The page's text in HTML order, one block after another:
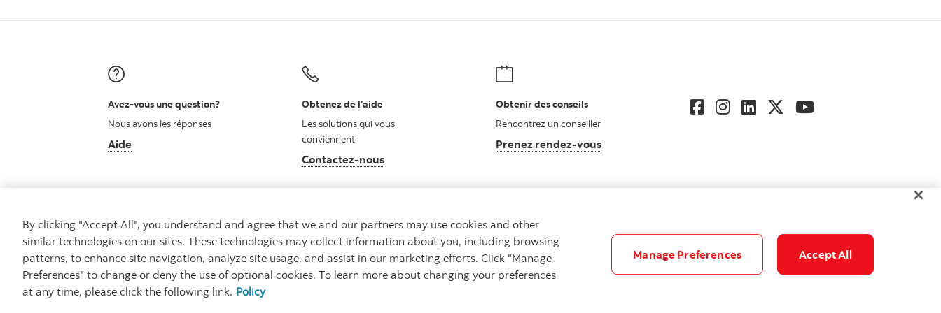
Avez-vous une question?
Nous avons les réponses
Aide
Obtenez de l’aide
Les solutions qui vous
conviennent
Contactez-nousAutres numéros, contactez-nous par téléphone
Obtenir des conseils
Rencontrez un conseiller
Prenez rendez-vous
Carrières Ma banque à moi Notes juridiques Confidentialité Emplacements Sécurité et fraude Accessibilité Paramètres des témoins
By clicking "Accept All", you understand and agree that we and our partners may use cookies and other
similar technologies on our sites. These technologies may collect information about you, including browsing
patterns, to enhance site navigation, analyze site usage, and assist in our marketing efforts. Click "Manage
Preferences" to change or deny the use of optional cookies. To learn more about changing your preferences
at any time, please click the following link. Policy
Manage Preferences Accept All